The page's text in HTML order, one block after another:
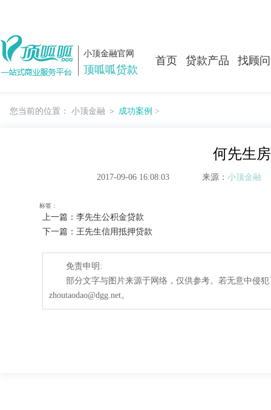
小顶金融官网
顶呱呱贷款
首页 贷款产品 找顾问
您当前的位置： 小顶金融 ＞ 成功案例 >
何先生
2017-09-06 16:08:03 来源： 小顶金融
标签 :
上一篇：李先生公积金贷款
下一篇：王先生信用抵押贷款
免责申明:
部分文字与图片来源于网络，仅供参考。若无意中侵
zhoutaodao@dgg.net。